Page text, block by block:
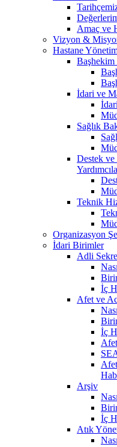
Amaç ve
Vizyon &
Hastane
Başhekim
İdari ve
Sağlık
Destek
Teknik
Organizasyon
İdari Birimler
Adli
İç
Afet ve
İç
Arşiv
İç
Atık